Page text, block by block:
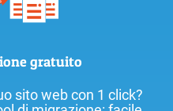
gratuito
sito web con 1 click?